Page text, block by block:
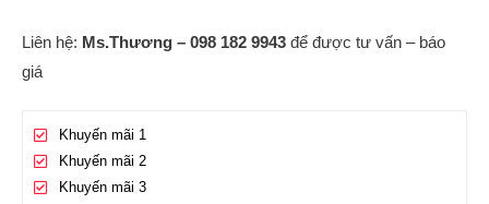
Liên hệ: Ms.Thương – 098 182 9943 để được tư vấn – báo
giá
Khuyến mãi 1
Khuyến mãi 2
Khuyến mãi 3